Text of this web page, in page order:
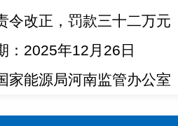
令改正，罚款三十二万元
：2025年12月26日
家能源局河南监管办公室